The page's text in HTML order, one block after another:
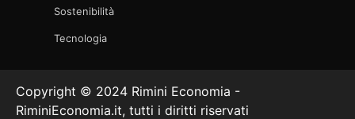
Sostenibilità
Tecnologia
Copyright © 2024 Rimini Economia -
RiminiEconomia.it, tutti i diritti riservati